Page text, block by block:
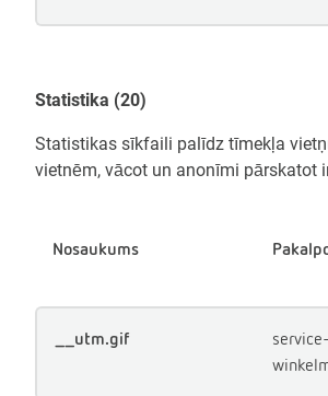
Statistika (20)
Statistikas sīkfaili palīdz tīmekļa
vietnēm, vācot un anonīmi pārskatot
Nosaukums
__utm.gif